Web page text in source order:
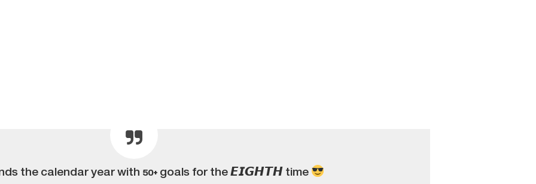
the calendar year with 50+ goals for the 𝙀𝙄𝙂𝙃𝙏𝙃 time